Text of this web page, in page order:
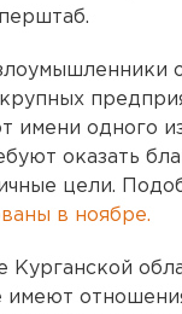
имени одного
оказать
цели.
в ноябре.
Курганской
имеют